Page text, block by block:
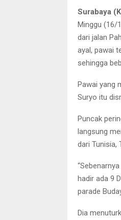
Surabaya
Minggu (16/
dari jalan
ayal, pawai
sehingga
Pawai yang
Suryo itu
Puncak
langsung
dari Tunisia,
hadir ada 9
parade
Dia